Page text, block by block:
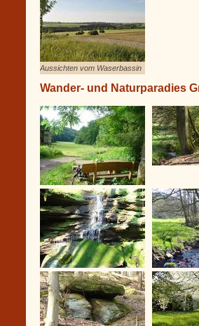
Aussichten vom Waserbassin
Wander- und Naturparadies